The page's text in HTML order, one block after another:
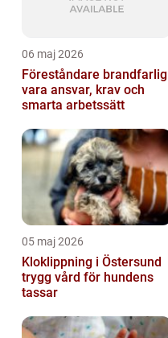
06 maj 2026
Föreståndare brandfarlig
vara ansvar, krav och
smarta arbetssätt
05 maj 2026
Kloklippning i Östersund
trygg vård för hundens
tassar